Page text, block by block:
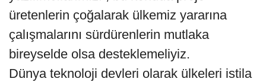
üretenlerin çoğalarak ülkemiz yararına
çalışmalarını sürdürenlerin mutlaka
bireyselde olsa desteklemeliyiz.
Dünya teknoloji devleri olarak ülkeleri istila